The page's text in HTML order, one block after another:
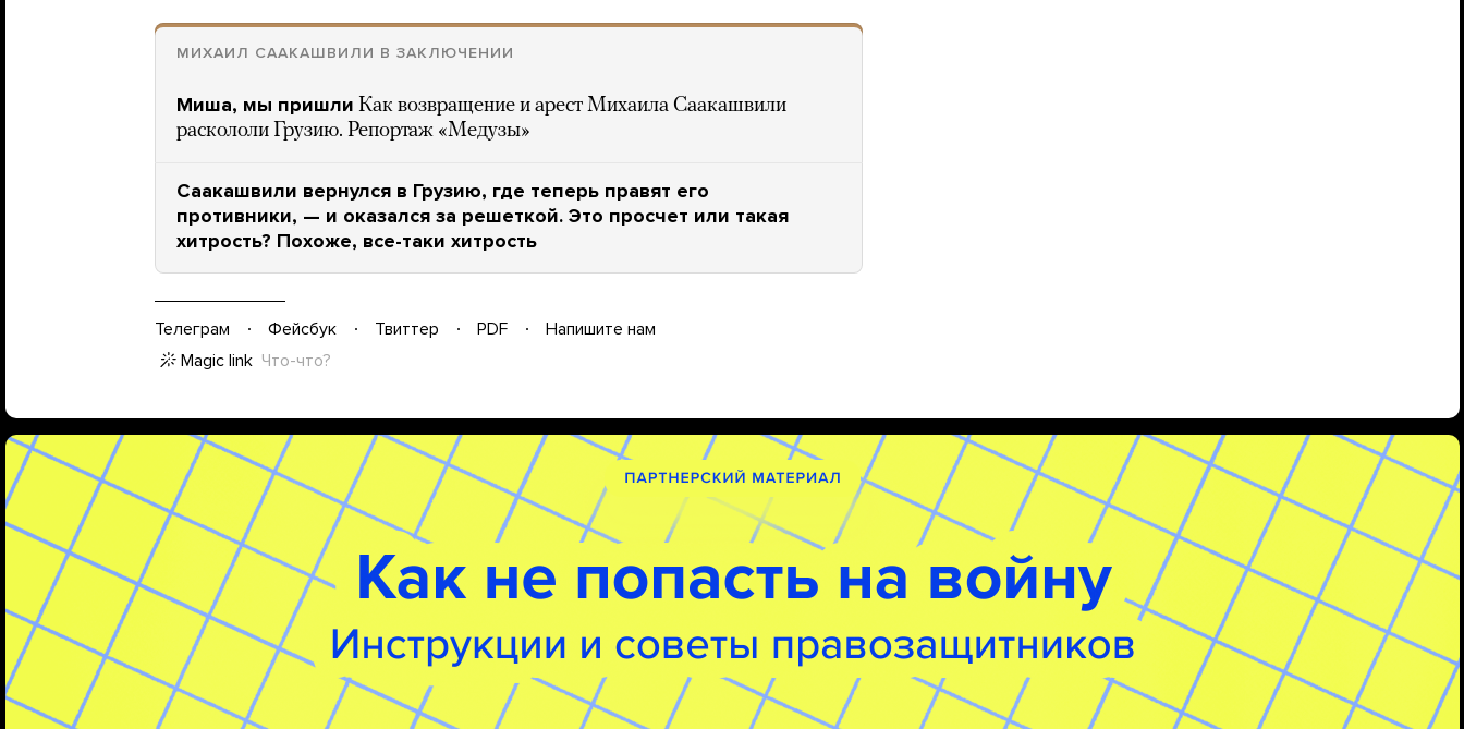
МИХАИЛ СААКАШВИЛИ В ЗАКЛЮЧЕНИИ
Миша, мы пришли Как возвращение и арест Михаила Саакашвили
раскололи Грузию. Репортаж «Медузы»
Саакашвили вернулся в Грузию, где теперь правят его
противники, — и оказался за решеткой. Это просчет или такая
хитрость? Похоже, все-таки хитрость
Телеграм Фейсбук Твиттер PDF
Напишите нам
Magic link Что-что?